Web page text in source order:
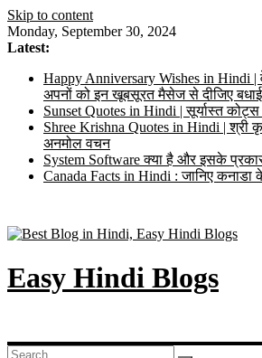
Skip to content
Monday, September 30, 2024
Latest:
Happy Anniversary Wishes in Hindi |
अपनों को इन खूबसूरत मैसेज से दीजिए बधाई
Sunset Quotes in Hindi | सूर्यास्त कोट्स
Shree Krishna Quotes in Hindi | श्री
अनमोल वचन
System Software क्या है और इसके
Canada Facts in Hindi : जानिए कनाडा
Easy Hindi Blogs